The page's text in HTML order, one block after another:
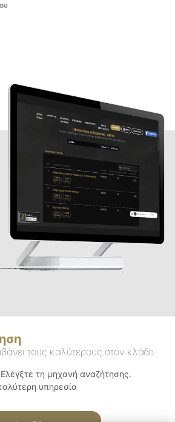
τους καλύτερους στον κλάδο
τη μηχανή αναζήτησης.
υπηρεσία